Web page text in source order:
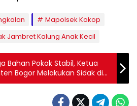
Mapolsek Kokop
Jambret Kalung Anak Kecil
Bahan Pokok Stabil, Ketua
Bogor Melakukan Sidak di